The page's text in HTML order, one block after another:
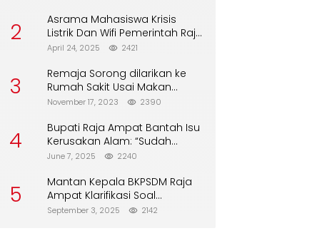
2
Asrama Mahasiswa Krisis
Listrik Dan Wifi Pemerintah Raja
Ampat Alasan Tunggu DPA
April 24, 2025 2421
3
Remaja Sorong dilarikan ke
Rumah Sakit Usai Makan
Biskuit dari Alfamart
November 17, 2023 2390
4
Bupati Raja Ampat Bantah Isu
Kerusakan Alam: “Sudah
Direboisasi dan Tidak Merusak
June 7, 2025 2240
5
Mantan Kepala BKPSDM Raja
Ampat Klarifikasi Soal
Pergantian Jabatan
September 3, 2025 2142